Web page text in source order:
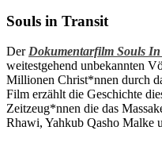
Souls in Transit
DerDokumentarfilm Souls
weitestgehend unbekannten
Millionen Christ*nnen durch
Film erzählt die Geschichte
Zeitzeug*nnen die das
Rhawi, Yahkub Qasho Malke